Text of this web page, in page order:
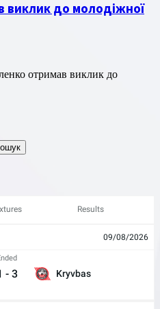
виклик до молодіжної
Results
09/08/2026
- 3 Kryvbas